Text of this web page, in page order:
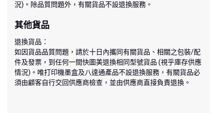
況)。除品質問題外，有關貨品不設退換服務。
其他貨品
退換貨品：
如因貨品品質問題，請於十日內攜同有關貨品、相關之包裝/配
件及發票，到任何一間快圖美退換相同型號貨品 (視乎庫存供應
情況)。唯打印機墨盒及八達通產品不設退換服務，有關貨品必
須由顧客自行交回供應商檢查，並由供應商直接負責退換。